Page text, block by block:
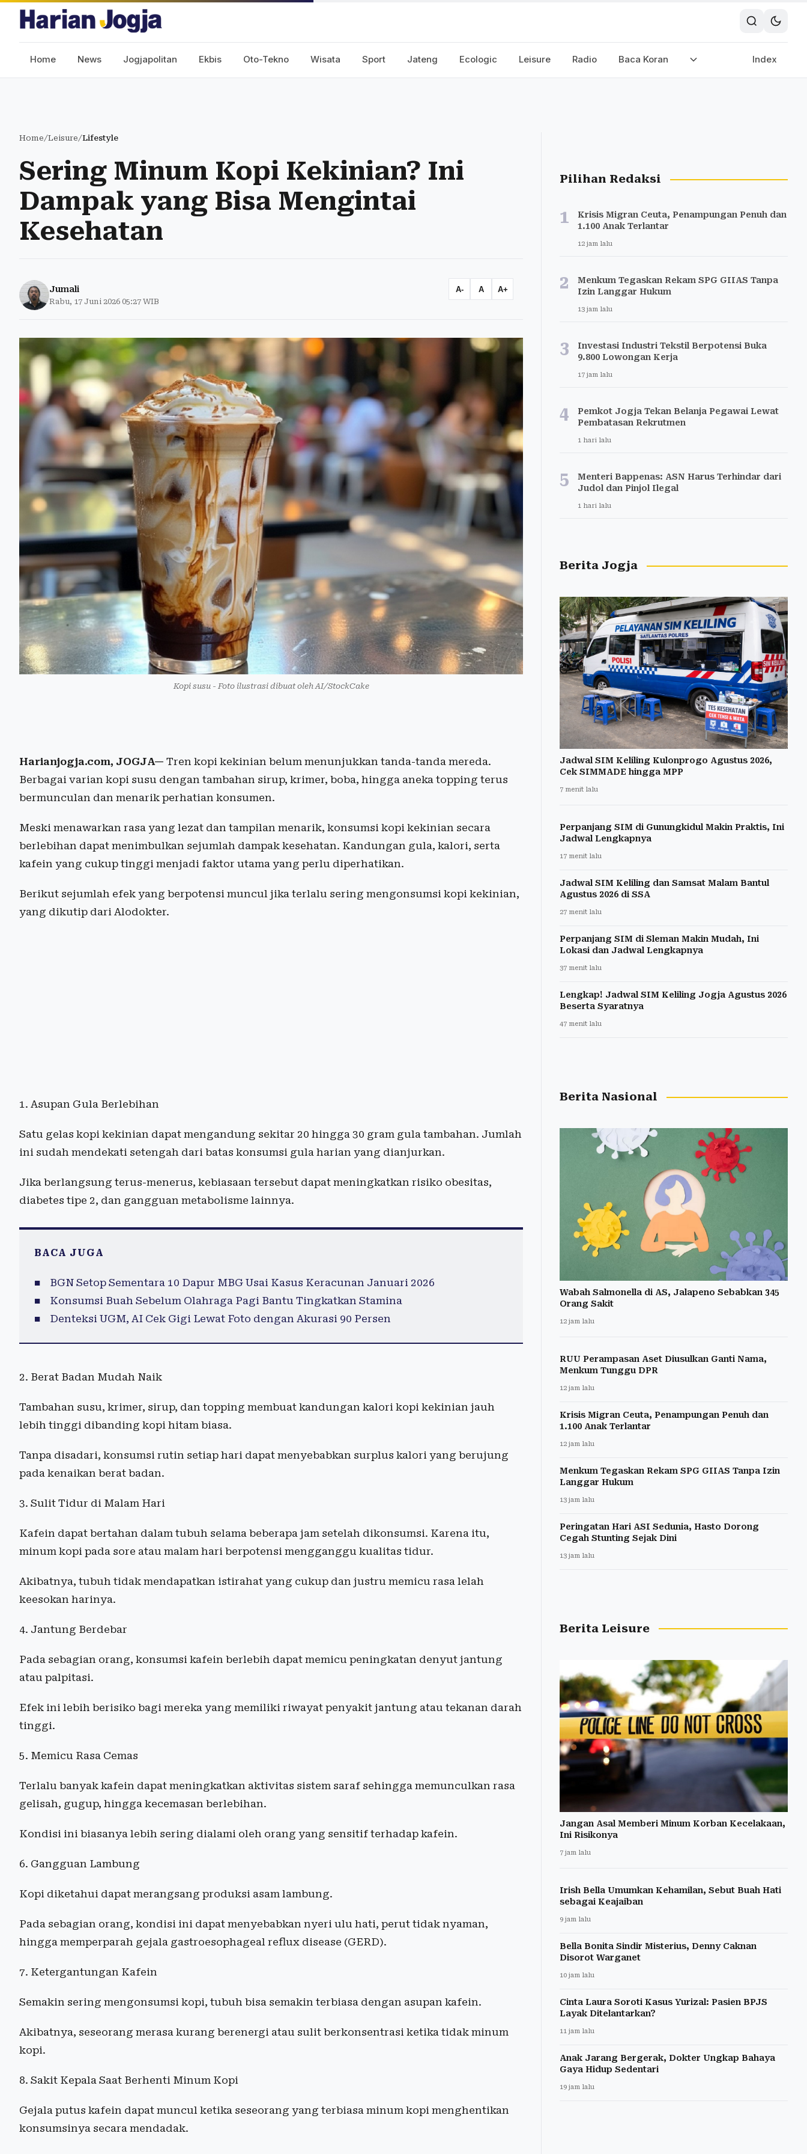
Home News Jogjapolitan Ekbis Oto-Tekno Wisata Sport Jateng Ecologic Leisure Radio Baca Koran Index
Home/Leisure/Lifestyle
Sering Minum Kopi Kekinian? Ini
Dampak yang Bisa Mengintai
Kesehatan
Jumali
Rabu, 17 Juni 2026 05:27 WIB
A- A A+
Kopi susu - Foto ilustrasi dibuat oleh AI/StockCake
Harianjogja.com, JOGJA— Tren kopi kekinian belum menunjukkan tanda-tanda mereda.
Berbagai varian kopi susu dengan tambahan sirup, krimer, boba, hingga aneka topping terus
bermunculan dan menarik perhatian konsumen.
Meski menawarkan rasa yang lezat dan tampilan menarik, konsumsi kopi kekinian secara
berlebihan dapat menimbulkan sejumlah dampak kesehatan. Kandungan gula, kalori, serta
kafein yang cukup tinggi menjadi faktor utama yang perlu diperhatikan.
Berikut sejumlah efek yang berpotensi muncul jika terlalu sering mengonsumsi kopi kekinian,
yang dikutip dari Alodokter.
1. Asupan Gula Berlebihan
Satu gelas kopi kekinian dapat mengandung sekitar 20 hingga 30 gram gula tambahan. Jumlah
ini sudah mendekati setengah dari batas konsumsi gula harian yang dianjurkan.
Jika berlangsung terus-menerus, kebiasaan tersebut dapat meningkatkan risiko obesitas,
diabetes tipe 2, dan gangguan metabolisme lainnya.
BACA JUGA
BGN Setop Sementara 10 Dapur MBG Usai Kasus Keracunan Januari 2026
Konsumsi Buah Sebelum Olahraga Pagi Bantu Tingkatkan Stamina
Denteksi UGM, AI Cek Gigi Lewat Foto dengan Akurasi 90 Persen
2. Berat Badan Mudah Naik
Tambahan susu, krimer, sirup, dan topping membuat kandungan kalori kopi kekinian jauh
lebih tinggi dibanding kopi hitam biasa.
Tanpa disadari, konsumsi rutin setiap hari dapat menyebabkan surplus kalori yang berujung
pada kenaikan berat badan.
3. Sulit Tidur di Malam Hari
Kafein dapat bertahan dalam tubuh selama beberapa jam setelah dikonsumsi. Karena itu,
minum kopi pada sore atau malam hari berpotensi mengganggu kualitas tidur.
Akibatnya, tubuh tidak mendapatkan istirahat yang cukup dan justru memicu rasa lelah
keesokan harinya.
4. Jantung Berdebar
Pada sebagian orang, konsumsi kafein berlebih dapat memicu peningkatan denyut jantung
atau palpitasi.
Efek ini lebih berisiko bagi mereka yang memiliki riwayat penyakit jantung atau tekanan darah
tinggi.
5. Memicu Rasa Cemas
Terlalu banyak kafein dapat meningkatkan aktivitas sistem saraf sehingga memunculkan rasa
gelisah, gugup, hingga kecemasan berlebihan.
Kondisi ini biasanya lebih sering dialami oleh orang yang sensitif terhadap kafein.
6. Gangguan Lambung
Kopi diketahui dapat merangsang produksi asam lambung.
Pada sebagian orang, kondisi ini dapat menyebabkan nyeri ulu hati, perut tidak nyaman,
hingga memperparah gejala gastroesophageal reflux disease (GERD).
7. Ketergantungan Kafein
Semakin sering mengonsumsi kopi, tubuh bisa semakin terbiasa dengan asupan kafein.
Akibatnya, seseorang merasa kurang berenergi atau sulit berkonsentrasi ketika tidak minum
kopi.
8. Sakit Kepala Saat Berhenti Minum Kopi
Gejala putus kafein dapat muncul ketika seseorang yang terbiasa minum kopi menghentikan
konsumsinya secara mendadak.
Pilihan Redaksi
1
Krisis Migran Ceuta, Penampungan Penuh dan
1.100 Anak Terlantar
12 jam lalu
2
Menkum Tegaskan Rekam SPG GIIAS Tanpa
Izin Langgar Hukum
13 jam lalu
3
Investasi Industri Tekstil Berpotensi Buka
9.800 Lowongan Kerja
17 jam lalu
4
Pemkot Jogja Tekan Belanja Pegawai Lewat
Pembatasan Rekrutmen
1 hari lalu
5
Menteri Bappenas: ASN Harus Terhindar dari
Judol dan Pinjol Ilegal
1 hari lalu
Berita Jogja
Jadwal SIM Keliling Kulonprogo Agustus 2026,
Cek SIMMADE hingga MPP
7 menit lalu
Perpanjang SIM di Gunungkidul Makin Praktis, Ini
Jadwal Lengkapnya
17 menit lalu
Jadwal SIM Keliling dan Samsat Malam Bantul
Agustus 2026 di SSA
27 menit lalu
Perpanjang SIM di Sleman Makin Mudah, Ini
Lokasi dan Jadwal Lengkapnya
37 menit lalu
Lengkap! Jadwal SIM Keliling Jogja Agustus 2026
Beserta Syaratnya
47 menit lalu
Berita Nasional
Wabah Salmonella di AS, Jalapeno Sebabkan 345
Orang Sakit
12 jam lalu
RUU Perampasan Aset Diusulkan Ganti Nama,
Menkum Tunggu DPR
12 jam lalu
Krisis Migran Ceuta, Penampungan Penuh dan
1.100 Anak Terlantar
12 jam lalu
Menkum Tegaskan Rekam SPG GIIAS Tanpa Izin
Langgar Hukum
13 jam lalu
Peringatan Hari ASI Sedunia, Hasto Dorong
Cegah Stunting Sejak Dini
13 jam lalu
Berita Leisure
Jangan Asal Memberi Minum Korban Kecelakaan,
Ini Risikonya
7 jam lalu
Irish Bella Umumkan Kehamilan, Sebut Buah Hati
sebagai Keajaiban
9 jam lalu
Bella Bonita Sindir Misterius, Denny Caknan
Disorot Warganet
10 jam lalu
Cinta Laura Soroti Kasus Yurizal: Pasien BPJS
Layak Ditelantarkan?
11 jam lalu
Anak Jarang Bergerak, Dokter Ungkap Bahaya
Gaya Hidup Sedentari
19 jam lalu